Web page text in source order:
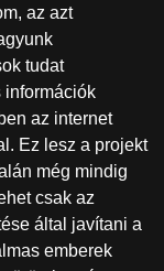
az azt
tudat
információk
az internet
Ez lesz a projekt
még mindig
csak az
által javítani a
emberek